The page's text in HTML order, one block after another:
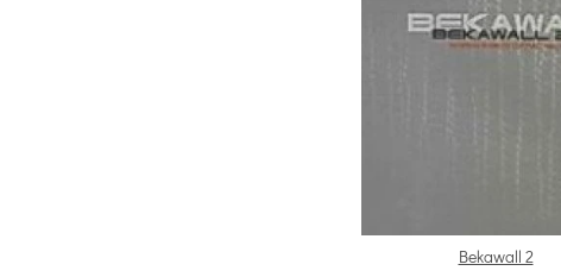
Bekawall 2